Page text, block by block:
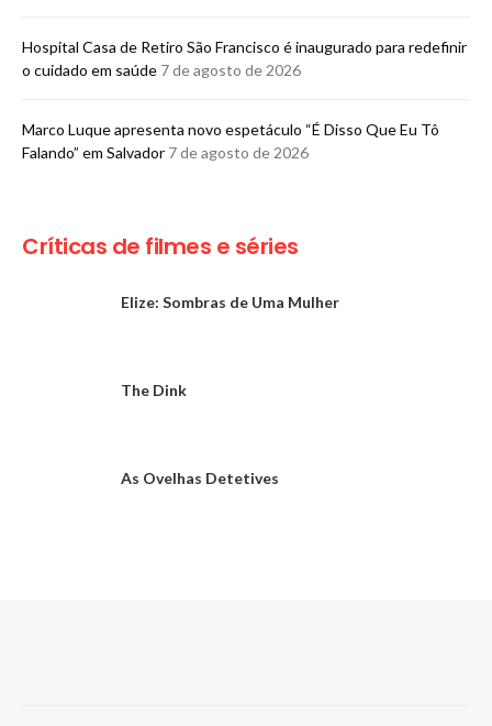
Hospital Casa de Retiro São Francisco é inaugurado para redefinir
o cuidado em saúde 7 de agosto de 2026
Marco Luque apresenta novo espetáculo “É Disso Que Eu Tô
Falando” em Salvador 7 de agosto de 2026
Críticas de filmes e séries
Elize: Sombras de Uma Mulher
The Dink
As Ovelhas Detetives